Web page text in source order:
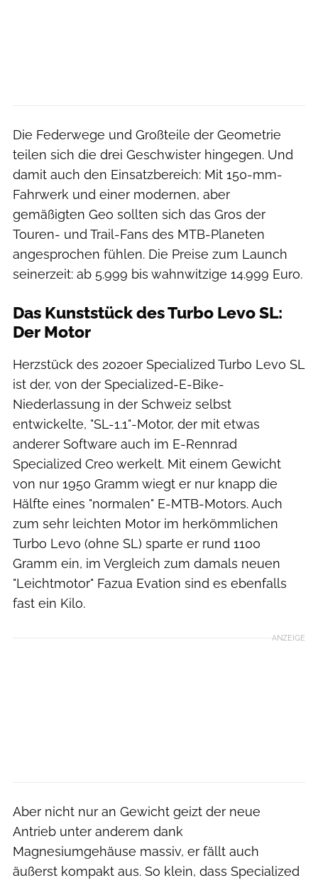
Die Federwege und Großteile der Geometrie
teilen sich die drei Geschwister hingegen. Und
damit auch den Einsatzbereich: Mit 150-mm-
Fahrwerk und einer modernen, aber
gemäßigten Geo sollten sich das Gros der
Touren- und Trail-Fans des MTB-Planeten
angesprochen fühlen. Die Preise zum Launch
seinerzeit: ab 5.999 bis wahnwitzige 14.999 Euro.
Das Kunststück des Turbo Levo SL:
Der Motor
Herzstück des 2020er Specialized Turbo Levo SL
ist der, von der Specialized-E-Bike-
Niederlassung in der Schweiz selbst
entwickelte, "SL-1.1"-Motor, der mit etwas
anderer Software auch im E-Rennrad
Specialized Creo werkelt. Mit einem Gewicht
von nur 1950 Gramm wiegt er nur knapp die
Hälfte eines "normalen" E-MTB-Motors. Auch
zum sehr leichten Motor im herkömmlichen
Turbo Levo (ohne SL) sparte er rund 1100
Gramm ein, im Vergleich zum damals neuen
"Leichtmotor" Fazua Evation sind es ebenfalls
fast ein Kilo.
ANZEIGE
Aber nicht nur an Gewicht geizt der neue
Antrieb unter anderem dank
Magnesiumgehäuse massiv, er fällt auch
äußerst kompakt aus. So klein, dass Specialized